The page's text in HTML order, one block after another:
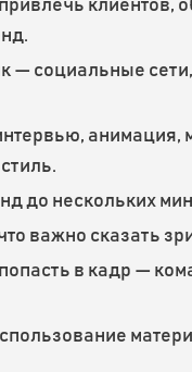
клиентов,
— социальные сети,
анимация,
до нескольких
важно сказать
в кадр —